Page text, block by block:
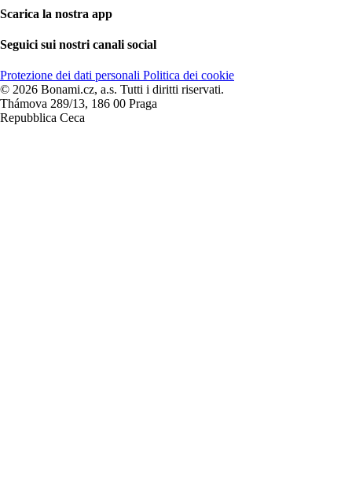
Scarica la nostra app
Seguici sui nostri canali social
Protezione dei dati personali Politica dei cookie
© 2026 Bonami.cz, a.s. Tutti i diritti riservati.
Thámova 289/13, 186 00 Praga
Repubblica Ceca